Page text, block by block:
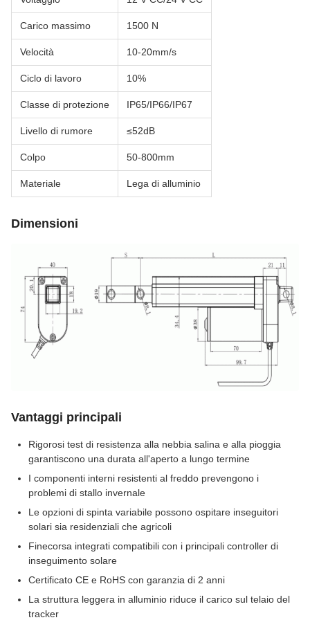
Carico massimo 1500 N
Velocità 10-20mm/s
Ciclo di lavoro 10%
Classe di protezione IP65/IP66/IP67
Livello di rumore ≤52dB
Colpo 50-800mm
Materiale Lega di alluminio
Dimensioni
Vantaggi principali
Rigorosi test di resistenza alla nebbia salina e alla pioggia
garantiscono una durata all'aperto a lungo termine
I componenti interni resistenti al freddo prevengono i
problemi di stallo invernale
Le opzioni di spinta variabile possono ospitare inseguitori
solari sia residenziali che agricoli
Finecorsa integrati compatibili con i principali controller di
inseguimento solare
Certificato CE e RoHS con garanzia di 2 anni
La struttura leggera in alluminio riduce il carico sul telaio del
tracker